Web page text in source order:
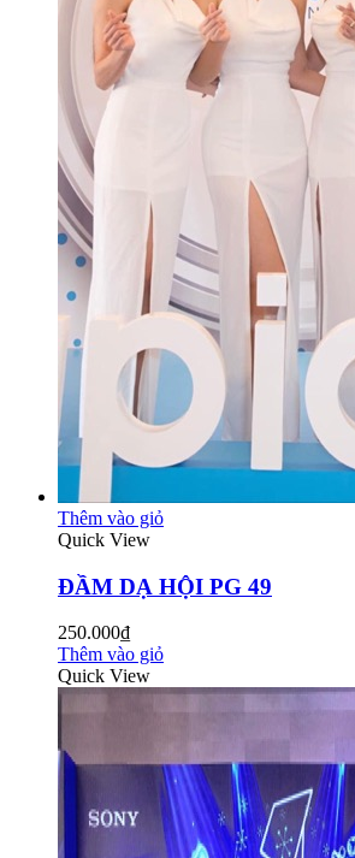
Thêm vào giỏ
Quick View
ĐẦM DẠ HỘI PG 49
250.000₫
Thêm vào giỏ
Quick View